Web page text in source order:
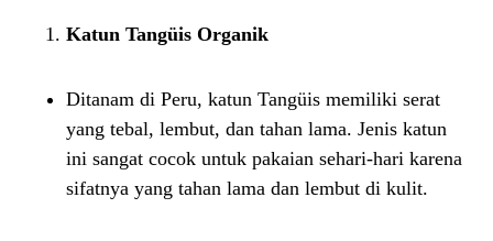
Katun Tangüis Organik
Ditanam di Peru, katun Tangüis memiliki serat
yang tebal, lembut, dan tahan lama. Jenis katun
ini sangat cocok untuk pakaian sehari-hari karena
sifatnya yang tahan lama dan lembut di kulit.